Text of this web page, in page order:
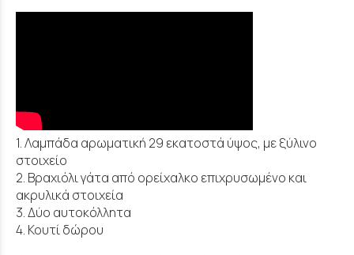
1. Λαμπάδα αρωματική 29 εκατοστά ύψος, με ξύλινο
στοιχείο
2. Βραχιόλι γάτα από ορείχαλκο επιχρυσωμένο και
ακρυλικά στοιχεία
3. Δύο αυτοκόλλητα
4. Κουτί δώρου